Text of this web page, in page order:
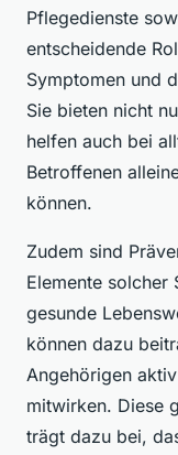
Pflegedienste
entscheidende
Symptomen und
Sie bieten nicht
helfen auch bei
Betroffenen
können.
Zudem sind
Elemente solcher
gesunde
können dazu
Angehörigen
mitwirken. Diese
trägt dazu bei,